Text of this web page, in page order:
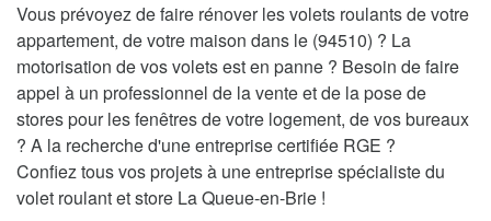
Vous prévoyez de faire rénover les volets roulants de votre
appartement, de votre maison dans le (94510) ? La
motorisation de vos volets est en panne ? Besoin de faire
appel à un professionnel de la vente et de la pose de
stores pour les fenêtres de votre logement, de vos bureaux
? A la recherche d'une entreprise certifiée RGE ?
Confiez tous vos projets à une entreprise spécialiste du
volet roulant et store La Queue-en-Brie !